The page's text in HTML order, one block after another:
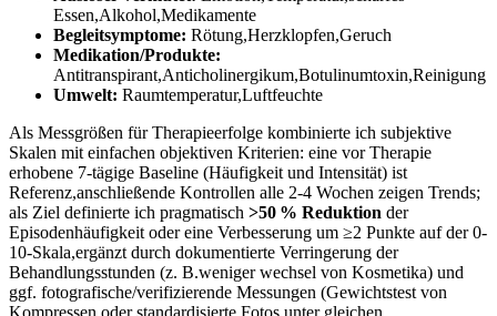
Essen,Alkohol,Medikamente
Begleitsymptome: Rötung,Herzklopfen,Geruch
Medikation/Produkte:
Antitranspirant,Anticholinergikum,Botulinumtoxin,Reinigung
Umwelt: Raumtemperatur,Luftfeuchte
Als Messgrößen für Therapieerfolge⁣ kombinierte ich⁤ subjektive‍
Skalen mit einfachen objektiven Kriterien: eine vor Therapie
erhobene 7‑tägige ‍Baseline ‌(Häufigkeit und Intensität)⁣ ist
Referenz,anschließende Kontrollen alle ‍2-4‍ Wochen ​zeigen Trends;⁢
als Ziel definierte ich pragmatisch >50 % Reduktion der
⁢Episodenhäufigkeit oder ‌eine Verbesserung‌ um⁢ ≥2 Punkte⁤ auf ⁢der 0-
10‑Skala,ergänzt durch ​dokumentierte Verringerung ‍der
Behandlungsstunden (z. ‌B.weniger wechsel ⁢von​ Kosmetika) ‌und
ggf. fotografische/verifizierende Messungen (Gewichtstest⁣ von‌
Kompressen ‌oder standardisierte Fotos unter gleichen